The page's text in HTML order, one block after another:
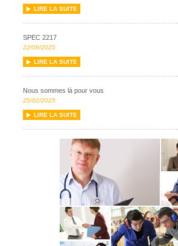
LIRE LA SUITE
SPEC 2217
22/09/2025
LIRE LA SUITE
Nous sommes là pour vous
25/02/2025
LIRE LA SUITE